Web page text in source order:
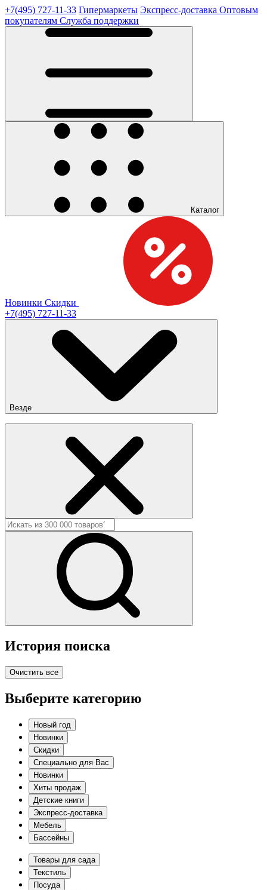
+7(495) 727-11-33 Гипермаркеты Экспресс-доставка Оптовым
покупателям Служба поддержки
Каталог
Новинки Скидки
+7(495) 727-11-33
Везде
История поиска
Очистить все
Выберите категорию
Новый год
Новинки
Скидки
Специально для Вас
Новинки
Хиты продаж
Детские книги
Экспресс-доставка
Мебель
Бассейны
Товары для сада
Текстиль
Посуда